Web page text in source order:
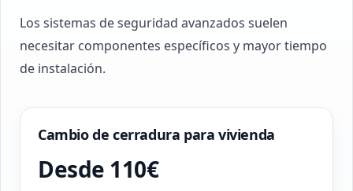
Los sistemas de seguridad avanzados suelen
necesitar componentes específicos y mayor tiempo
de instalación.
Cambio de cerradura para vivienda
Desde 110€